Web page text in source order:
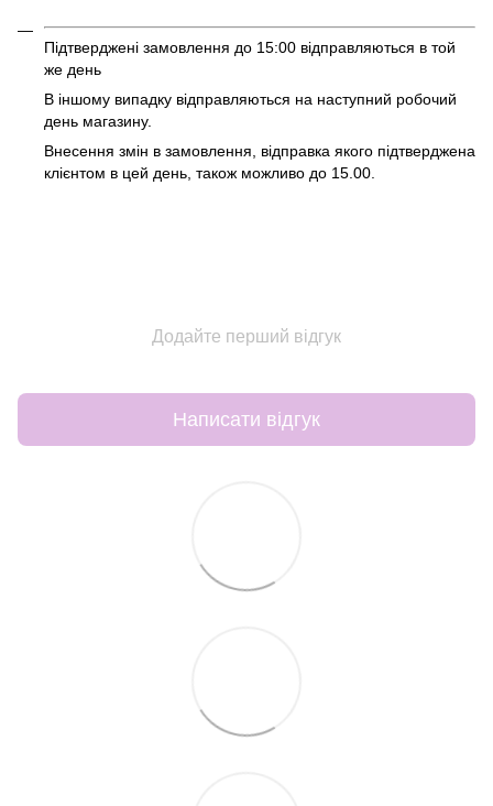
Підтверджені замовлення до 15:00 відправляються в той
же день
В іншому випадку відправляються на наступний робочий
день магазину.
Внесення змін в замовлення, відправка якого підтверджена
клієнтом в цей день, також можливо до 15.00.
Додайте перший відгук
Написати відгук